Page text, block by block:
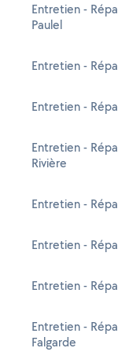
Entretien -
Paulel
Entretien -
Entretien -
Entretien -
Rivière
Entretien -
Entretien -
Entretien -
Entretien -
Falgarde